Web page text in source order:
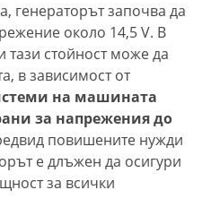
генераторът започва да
около 14,5 V. В
стойност може да
в зависимост от
на машината
за напрежения до
повишените нужди
е длъжен да осигури
за всички